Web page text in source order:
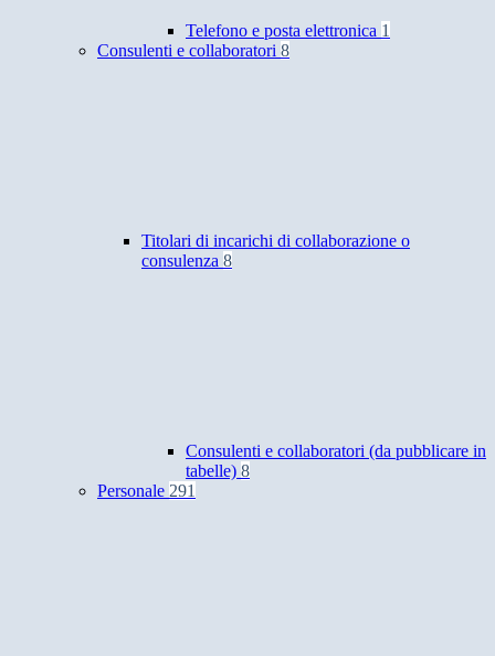
Telefono e posta elettronica 1
Consulenti e collaboratori 8
Titolari di incarichi di collaborazione o
consulenza 8
Consulenti e collaboratori (da pubblicare in
tabelle) 8
Personale 291